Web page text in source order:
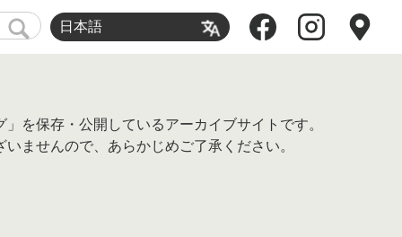
日本語
を保存・公開しているアーカイブサイトです。
ませんので、あらかじめご了承ください。